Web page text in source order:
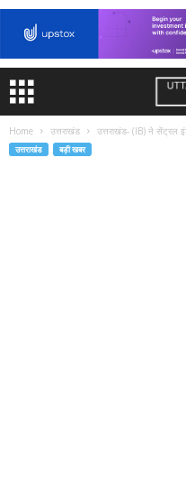
Home उत्तराखंड उत्तराखंड- (IB) ने सेंट्रल
उत्तराखंड बड़ी खबर